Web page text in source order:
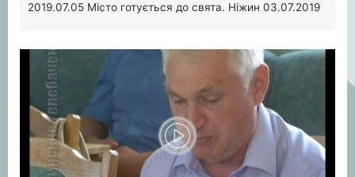
2019.07.05 Місто готується до свята. Ніжин 03.07.2019